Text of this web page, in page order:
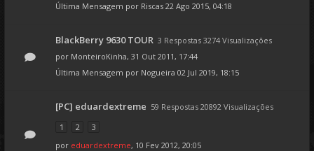
Última Mensagem por Riscas 22 Ago 2015, 04:18
BlackBerry 9630 TOUR 3 Respostas 3274 Visualizações
por MonteiroKinha, 31 Out 2011, 17:44
Última Mensagem por Nogueira 02 Jul 2019, 18:15
[PC] eduardextreme 59 Respostas 20892 Visualizações
1
2
3
por eduardextreme, 10 Fev 2012, 20:05